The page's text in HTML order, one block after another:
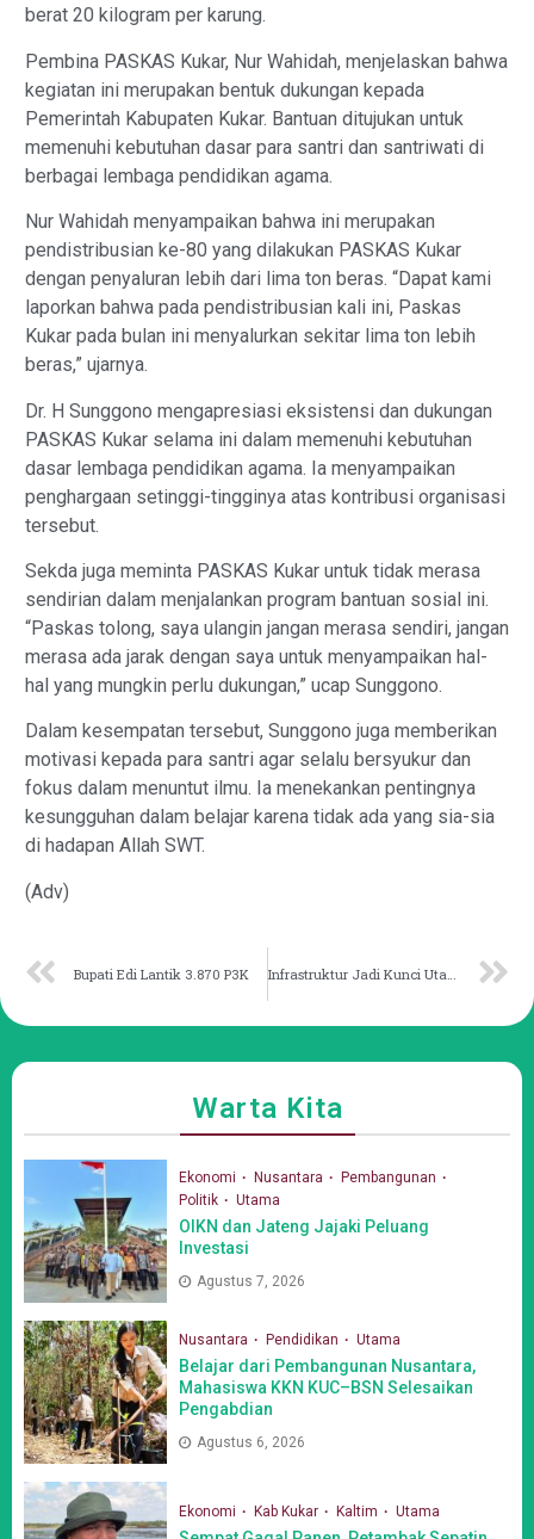
berat 20 kilogram per karung.
Pembina PASKAS Kukar, Nur Wahidah, menjelaskan bahwa
kegiatan ini merupakan bentuk dukungan kepada
Pemerintah Kabupaten Kukar. Bantuan ditujukan untuk
memenuhi kebutuhan dasar para santri dan santriwati di
berbagai lembaga pendidikan agama.
Nur Wahidah menyampaikan bahwa ini merupakan
pendistribusian ke-80 yang dilakukan PASKAS Kukar
dengan penyaluran lebih dari lima ton beras. “Dapat kami
laporkan bahwa pada pendistribusian kali ini, Paskas
Kukar pada bulan ini menyalurkan sekitar lima ton lebih
beras,” ujarnya.
Dr. H Sunggono mengapresiasi eksistensi dan dukungan
PASKAS Kukar selama ini dalam memenuhi kebutuhan
dasar lembaga pendidikan agama. Ia menyampaikan
penghargaan setinggi-tingginya atas kontribusi organisasi
tersebut.
Sekda juga meminta PASKAS Kukar untuk tidak merasa
sendirian dalam menjalankan program bantuan sosial ini.
“Paskas tolong, saya ulangin jangan merasa sendiri, jangan
merasa ada jarak dengan saya untuk menyampaikan hal-
hal yang mungkin perlu dukungan,” ucap Sunggono.
Dalam kesempatan tersebut, Sunggono juga memberikan
motivasi kepada para santri agar selalu bersyukur dan
fokus dalam menuntut ilmu. Ia menekankan pentingnya
kesungguhan dalam belajar karena tidak ada yang sia-sia
di hadapan Allah SWT.
(Adv)
Bupati Edi Lantik 3.870 P3K
Warta Kita
Ekonomi Nusantara
Pembangunan
Politik
Utama
OIKN dan Jateng Jajaki Peluang
Investasi
Agustus 7, 2026
Nusantara Pendidikan Utama
Belajar dari Pembangunan Nusantara,
Mahasiswa KKN KUC–BSN Selesaikan
Pengabdian
Agustus 6, 2026
Ekonomi Kab Kukar Kaltim Utama